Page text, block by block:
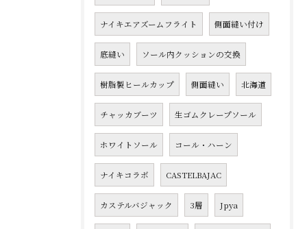
ナイキエアズームフライト 側面縫い付け
底縫い ソール内クッションの交換
樹脂製ヒールカップ 側面縫い 北海道
チャッカブーツ 生ゴムクレープソール
ホワイトソール コール・ハーン
ナイキコラボ CASTELBAJAC
カステルバジャック 3層 Jpya